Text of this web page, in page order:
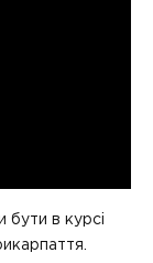
бути в курсі